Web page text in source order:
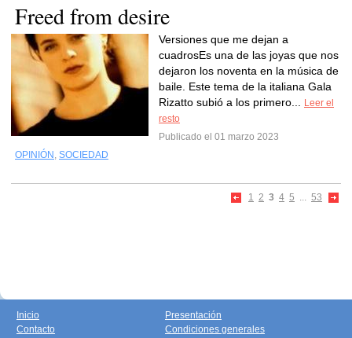
Freed from desire
Versiones que me dejan a
cuadrosEs una de las joyas que nos
dejaron los noventa en la música de
baile. Este tema de la italiana Gala
Rizatto subió a los primero...
Leer el
resto
Publicado el 01 marzo 2023
OPINIÓN , SOCIEDAD
1 2 3 4 5 ... 53
Inicio
Contacto
Presentación
Condiciones generales